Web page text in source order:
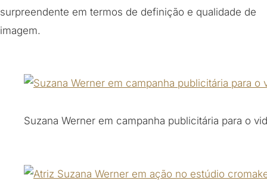
surpreendente em termos de definição e qualidade de
imagem.
Suzana Werner em campanha publicitária para o